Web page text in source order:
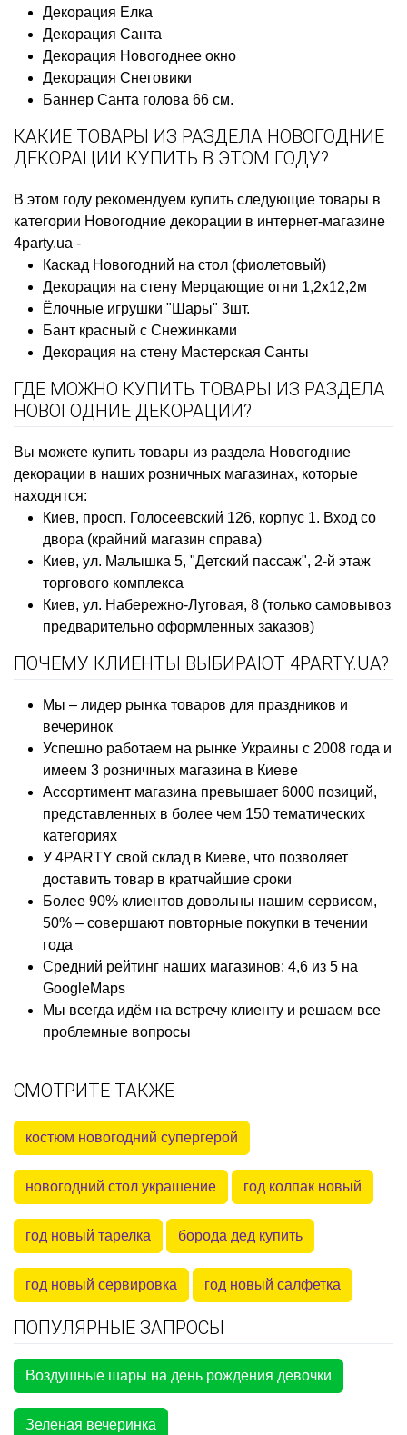
Декорация Елка
Декорация Санта
Декорация Новогоднее окно
Декорация Снеговики
Баннер Санта голова 66 см.
КАКИЕ ТОВАРЫ ИЗ РАЗДЕЛА НОВОГОДНИЕ
ДЕКОРАЦИИ КУПИТЬ В ЭТОМ ГОДУ?
В этом году рекомендуем купить следующие товары в
категории Новогодние декорации в интернет-магазине
4party.ua -
Каскад Новогодний на стол (фиолетовый)
Декорация на стену Мерцающие огни 1,2x12,2м
Ёлочные игрушки "Шары" 3шт.
Бант красный с Снежинками
Декорация на стену Мастерская Санты
ГДЕ МОЖНО КУПИТЬ ТОВАРЫ ИЗ РАЗДЕЛА
НОВОГОДНИЕ ДЕКОРАЦИИ?
Вы можете купить товары из раздела Новогодние
декорации в наших розничных магазинах, которые
находятся:
Киев, просп. Голосеевский 126, корпус 1. Вход со
двора (крайний магазин справа)
Киев, ул. Малышка 5, "Детский пассаж", 2-й этаж
торгового комплекса
Киев, ул. Набережно-Луговая, 8 (только самовывоз
предварительно оформленных заказов)
ПОЧЕМУ КЛИЕНТЫ ВЫБИРАЮТ 4PARTY.UA?
Мы – лидер рынка товаров для праздников и
вечеринок
Успешно работаем на рынке Украины с 2008 года и
имеем 3 розничных магазина в Киеве
Ассортимент магазина превышает 6000 позиций,
представленных в более чем 150 тематических
категориях
У 4PARTY свой склад в Киеве, что позволяет
доставить товар в кратчайшие сроки
Более 90% клиентов довольны нашим сервисом,
50% – совершают повторные покупки в течении
года
Средний рейтинг наших магазинов: 4,6 из 5 на
GoogleMaps
Мы всегда идём на встречу клиенту и решаем все
проблемные вопросы
СМОТРИТЕ ТАКЖЕ
костюм новогодний супергерой
новогодний стол украшение год колпак новый
год новый тарелка борода дед купить
год новый сервировка год новый салфетка
ПОПУЛЯРНЫЕ ЗАПРОСЫ
Воздушные шары на день рождения девочки
Зеленая вечеринка